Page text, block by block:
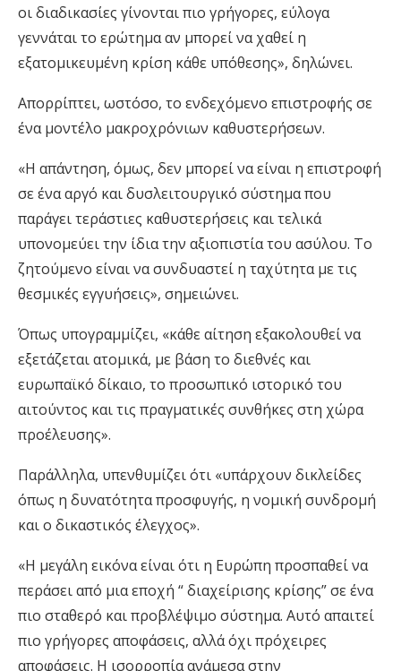
οι διαδικασίες γίνονται πιο γρήγορες, εύλογα
γεννάται το ερώτημα αν μπορεί να χαθεί η
εξατομικευμένη κρίση κάθε υπόθεσης», δηλώνει.
Απορρίπτει, ωστόσο, το ενδεχόμενο επιστροφής σε
ένα μοντέλο μακροχρόνιων καθυστερήσεων.
«Η απάντηση, όμως, δεν μπορεί να είναι η επιστροφή
σε ένα αργό και δυσλειτουργικό σύστημα που
παράγει τεράστιες καθυστερήσεις και τελικά
υπονομεύει την ίδια την αξιοπιστία του ασύλου. Το
ζητούμενο είναι να συνδυαστεί η ταχύτητα με τις
θεσμικές εγγυήσεις», σημειώνει.
Όπως υπογραμμίζει, «κάθε αίτηση εξακολουθεί να
εξετάζεται ατομικά, με βάση το διεθνές και
ευρωπαϊκό δίκαιο, το προσωπικό ιστορικό του
αιτούντος και τις πραγματικές συνθήκες στη χώρα
προέλευσης».
Παράλληλα, υπενθυμίζει ότι «υπάρχουν δικλείδες
όπως η δυνατότητα προσφυγής, η νομική συνδρομή
και ο δικαστικός έλεγχος».
«Η μεγάλη εικόνα είναι ότι η Ευρώπη προσπαθεί να
περάσει από μια εποχή “ διαχείρισης κρίσης” σε ένα
πιο σταθερό και προβλέψιμο σύστημα. Αυτό απαιτεί
πιο γρήγορες αποφάσεις, αλλά όχι πρόχειρες
αποφάσεις. Η ισορροπία ανάμεσα στην